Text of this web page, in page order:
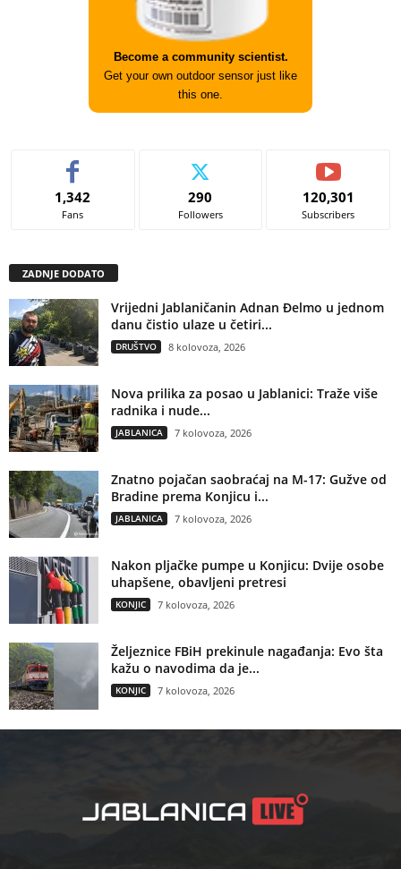
Become a community scientist.
Get your own outdoor sensor just like
this one.
1,342
Fans
290
Followers
120,301
Subscribers
ZADNJE DODATO
Vrijedni Jablaničanin Adnan Đelmo u jednom
danu čistio ulaze u četiri...
DRUŠTVO 8 kolovoza, 2026
Nova prilika za posao u Jablanici: Traže više
radnika i nude...
JABLANICA 7 kolovoza, 2026
Znatno pojačan saobraćaj na M-17: Gužve od
Bradine prema Konjicu i...
JABLANICA 7 kolovoza, 2026
Nakon pljačke pumpe u Konjicu: Dvije osobe
uhapšene, obavljeni pretresi
KONJIC 7 kolovoza, 2026
Željeznice FBiH prekinule nagađanja: Evo šta
kažu o navodima da je...
KONJIC 7 kolovoza, 2026